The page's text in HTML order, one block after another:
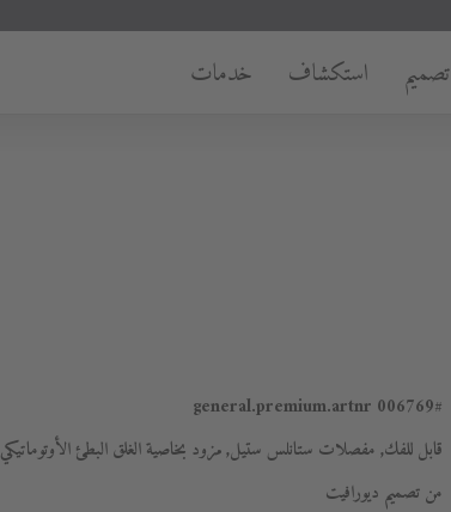
تصميم استكشاف خدمات
#general.premium.artnr
006769
قابل للفك, مفصلات ستانلس ستيل, مزود بخاصية الغلق البطئ الأوتوماتيكي
من تصميم ديورافيت